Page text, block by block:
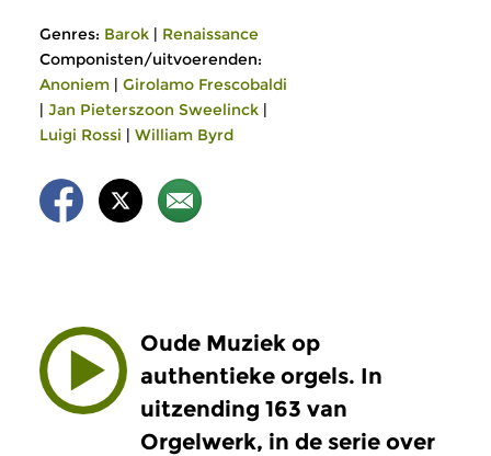
Genres: Barok | Renaissance
Componisten/uitvoerenden:
Anoniem | Girolamo Frescobaldi
| Jan Pieterszoon Sweelinck |
Luigi Rossi | William Byrd
Oude Muziek op
authentieke orgels. In
uitzending 163 van
Orgelwerk, in de serie over